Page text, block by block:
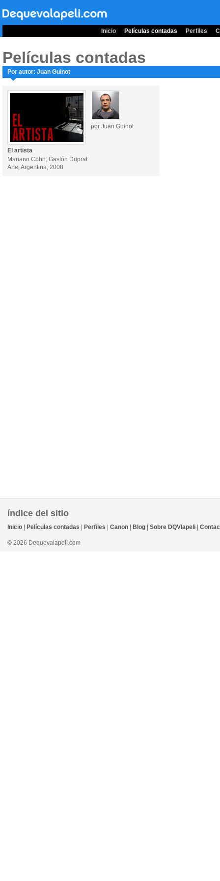
Inicio Películas contadas Perfiles
Películas contadas
Por autor: Juan Guinot
por Juan Guinot
El artista
Mariano Cohn, Gastón Duprat
Arte, Argentina, 2008
índice del sitio
Inicio Películas contadas Perfiles Canon Blog Sobre DQVlapeli
© 2026 Dequevalapeli.com